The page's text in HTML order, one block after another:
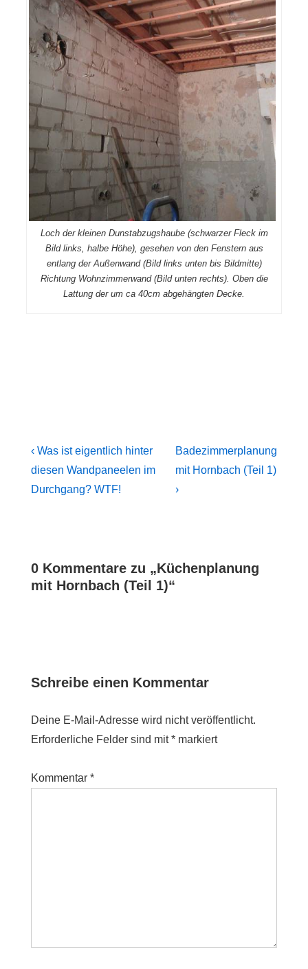
Loch der kleinen Dunstabzugshaube (schwarzer Fleck im
Bild links, halbe Höhe), gesehen von den Fenstern aus
entlang der Außenwand (Bild links unten bis Bildmitte)
Richtung Wohnzimmerwand (Bild unten rechts). Oben die
Lattung der um ca 40cm abgehängten Decke.
Beitragsnavigation
Previous
Post
is
‹ Was ist eigentlich hinter
diesen Wandpaneelen im
Durchgang? WTF!
Next
Post
is
Badezimmerplanung
mit Hornbach (Teil 1)
›
0 Kommentare zu „Küchenplanung
mit Hornbach (Teil 1)“
Schreibe einen Kommentar
Deine E-Mail-Adresse wird nicht veröffentlicht.
Erforderliche Felder sind mit* markiert
Kommentar *